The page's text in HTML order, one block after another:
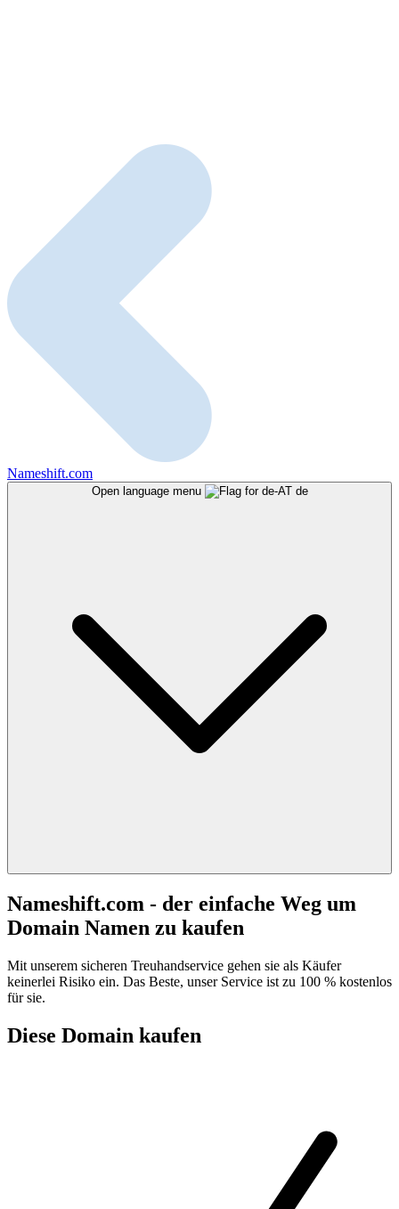
Nameshift.com
Open language menu de
Nameshift.com - der einfache Weg um
Domain Namen zu kaufen
Mit unserem sicheren Treuhandservice gehen sie als Käufer
keinerlei Risiko ein. Das Beste, unser Service ist zu 100 % kostenlos
für sie.
Diese Domain kaufen